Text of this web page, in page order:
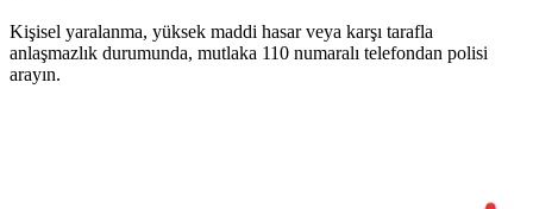
Kişisel yaralanma, yüksek maddi hasar veya karşı tarafla
anlaşmazlık durumunda, mutlaka 110 numaralı telefondan polisi
arayın.